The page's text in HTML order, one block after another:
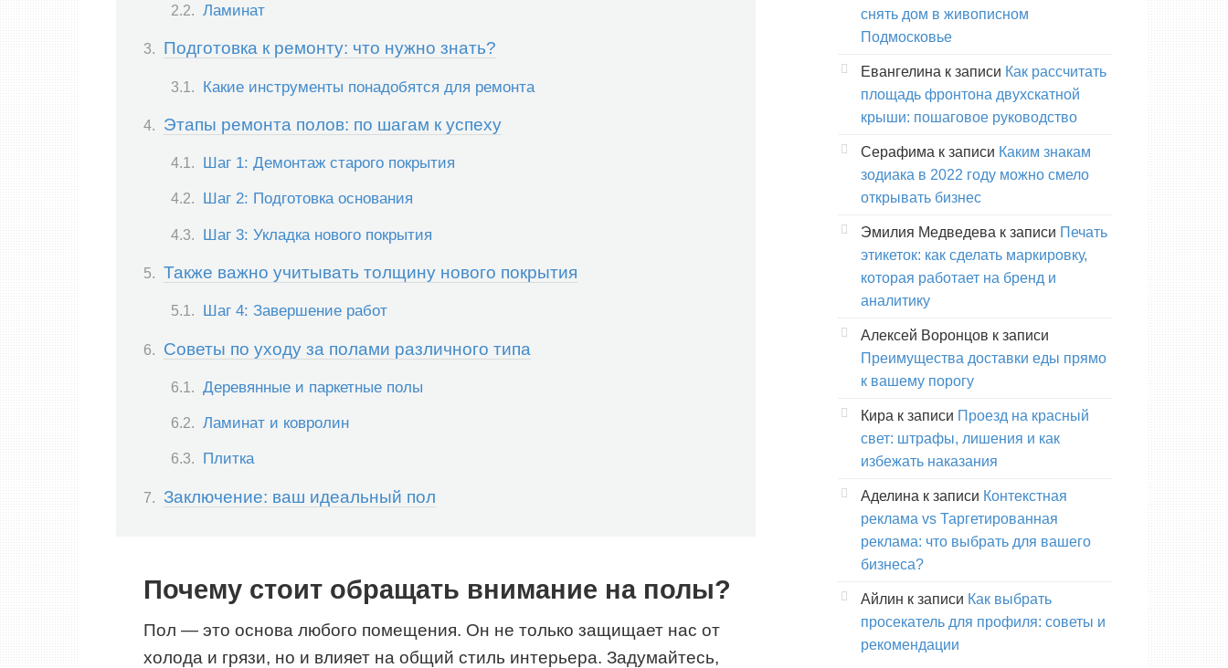
Ламинат
Подготовка к ремонту: что нужно знать?
Какие инструменты понадобятся для ремонта
Этапы ремонта полов: по шагам к успеху
Шаг 1: Демонтаж старого покрытия
Шаг 2: Подготовка основания
Шаг 3: Укладка нового покрытия
Также важно учитывать толщину нового покрытия
Шаг 4: Завершение работ
Советы по уходу за полами различного типа
Деревянные и паркетные полы
Ламинат и ковролин
Плитка
Заключение: ваш идеальный пол
Почему стоит обращать внимание на полы?
Пол — это основа любого помещения. Он не только защищает нас от
холода и грязи, но и влияет на общий стиль интерьера. Задумайтесь,
снять дом в живописном
Подмосковье
Евангелина к записи Как рассчитать
площадь фронтона двухскатной
крыши: пошаговое руководство
Серафима к записи Каким знакам
зодиака в 2022 году можно смело
открывать бизнес
Эмилия Медведева к записи Печать
этикеток: как сделать маркировку,
которая работает на бренд и
аналитику
Алексей Воронцов к записи
Преимущества доставки еды прямо
к вашему порогу
Кира к записи Проезд на красный
свет: штрафы, лишения и как
избежать наказания
Аделина к записи Контекстная
реклама vs Таргетированная
реклама: что выбрать для вашего
бизнеса?
Айлин к записи Как выбрать
просекатель для профиля: советы и
рекомендации